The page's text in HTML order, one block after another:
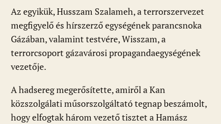
Az egyikük, Husszam Szalameh, a terrorszervezet
megfigyelő és hírszerző egységének parancsnoka
Gázában, valamint testvére, Wisszam, a
terrorcsoport gázavárosi propagandaegységének
vezetője.
A hadsereg megerősítette, amiről a Kan
közszolgálati műsorszolgáltató tegnap beszámolt,
hogy elfogtak három vezető tisztet a Hamász